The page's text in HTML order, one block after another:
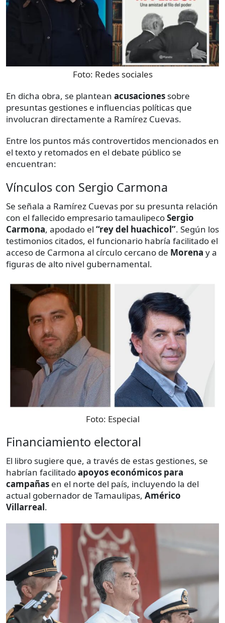
Foto: Redes sociales
En dicha obra, se plantean acusaciones sobre
presuntas gestiones e influencias políticas que
involucran directamente a Ramírez Cuevas.
Entre los puntos más controvertidos mencionados en
el texto y retomados en el debate público se
encuentran:
Vínculos con Sergio Carmona
Se señala a Ramírez Cuevas por su presunta relación
con el fallecido empresario tamaulipecoSergio
Carmona, apodado el “rey del huachicol”. Según los
testimonios citados, el funcionario habría facilitado el
acceso de Carmona al círculo cercano de Morena y a
figuras de alto nivel gubernamental.
Foto: Especial
Financiamiento electoral
El libro sugiere que, a través de estas gestiones, se
habrían facilitadoapoyos económicos para
campañas en el norte del país, incluyendo la del
actual gobernador de Tamaulipas, Américo
Villarreal.